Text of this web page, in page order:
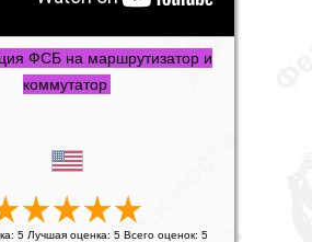
ФСБ на маршрутизатор и
коммутатор
5 Лучшая оценка: 5 Всего оценок: 5